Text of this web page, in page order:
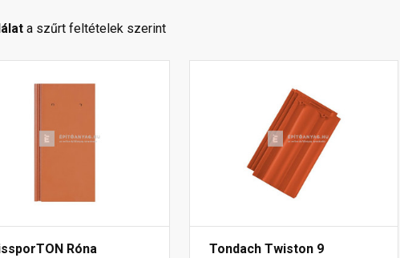
a szűrt feltételek szerint
Róna
Tondach Twiston 9